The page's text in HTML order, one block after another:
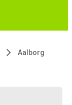
Aalborg